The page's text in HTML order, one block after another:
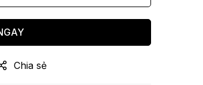
Chia sẻ